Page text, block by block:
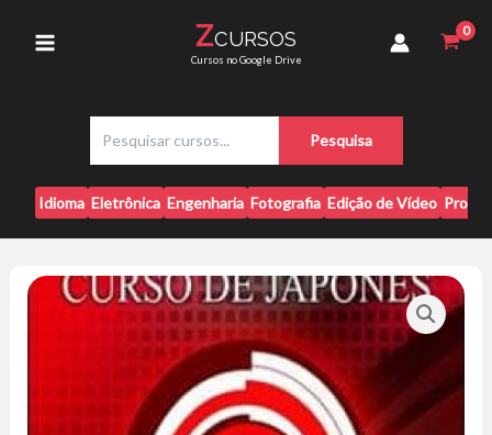
Menu
ZCURSOS
Cursos no Google Drive
s
q
u
i
a
r
Pesquisa
Idioma Eletrônica Engenharia Fotografia Edição de Vídeo